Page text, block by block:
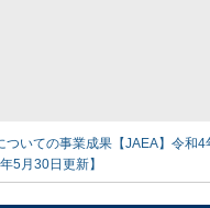
ついての事業成果 【JAEA】令和
5月30日更新】